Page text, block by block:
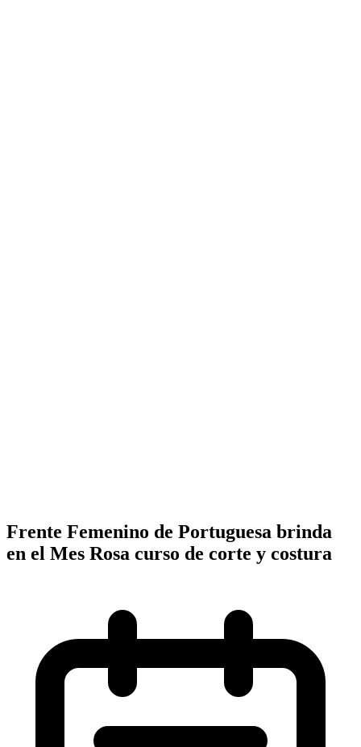
Frente Femenino de Portuguesa brinda
en el Mes Rosa curso de corte y costura